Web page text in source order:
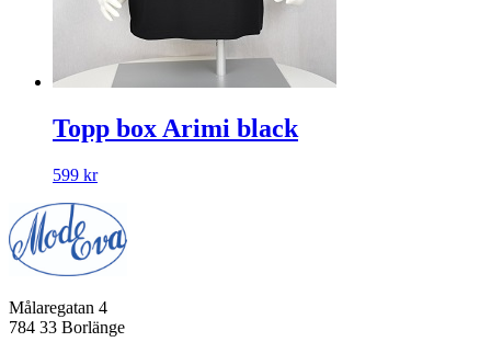
Topp box Arimi black
599 kr
Målaregatan 4
784 33 Borlänge